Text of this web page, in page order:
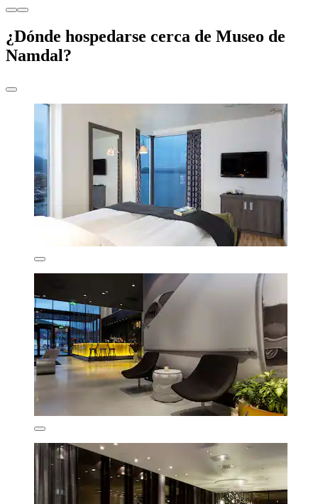
¿Dónde hospedarse cerca de Museo de
Namdal?